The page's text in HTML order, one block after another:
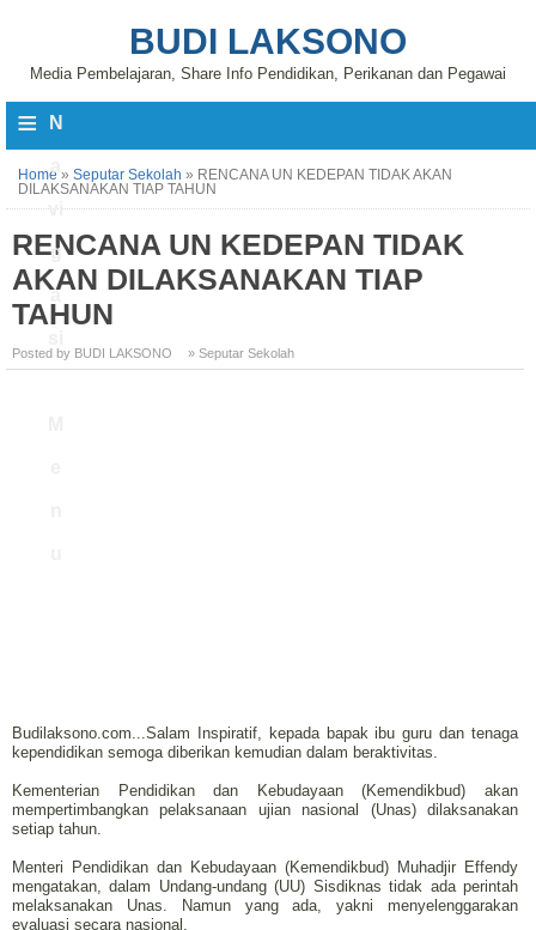
BUDI LAKSONO
Media Pembelajaran, Share Info Pendidikan, Perikanan dan Pegawai
≡ N
vi
g
a
Home » Seputar Sekolah » RENCANA UN KEDEPAN TIDAK AKAN
DILAKSANAKAN TIAP TAHUN
RENCANA UN KEDEPAN TIDAK
AKAN DILAKSANAKAN TIAP
TAHUN
Posted by BUDI LAKSONO » Seputar Sekolah
Budilaksono.com...Salam Inspiratif, kepada bapak ibu guru dan tenaga
kependidikan semoga diberikan kemudian dalam beraktivitas.
Kementerian Pendidikan dan Kebudayaan (Kemendikbud) akan
mempertimbangkan pelaksanaan ujian nasional (Unas) dilaksanakan
setiap tahun.
Menteri Pendidikan dan Kebudayaan (Kemendikbud) Muhadjir Effendy
mengatakan, dalam Undang-undang (UU) Sisdiknas tidak ada perintah
melaksanakan Unas. Namun yang ada, yakni menyelenggarakan
evaluasi secara nasional.